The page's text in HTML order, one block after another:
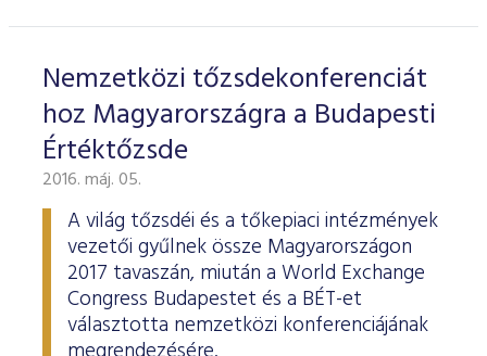
Nemzetközi tőzsdekonferenciát
hoz Magyarországra a Budapesti
Értéktőzsde
2016. máj. 05.
A világ tőzsdéi és a tőkepiaci intézmények
vezetői gyűlnek össze Magyarországon
2017 tavaszán, miután a World Exchange
Congress Budapestet és a BÉT-et
választotta nemzetközi konferenciájának